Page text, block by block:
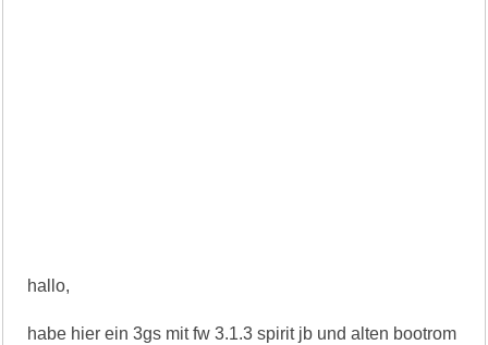
hallo,
habe hier ein 3gs mit fw 3.1.3 spirit jb und alten bootrom